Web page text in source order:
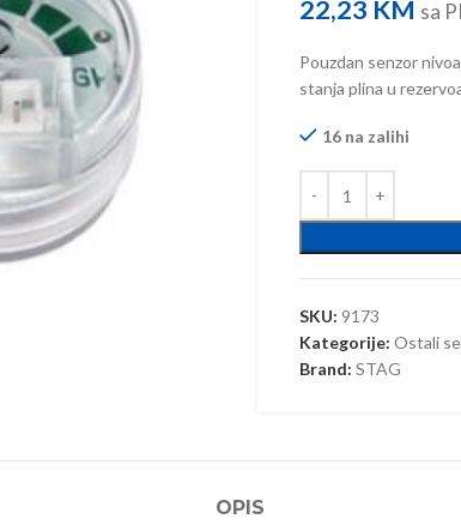
22,23 KM sa
Pouzdan senzor
stanja plina u
16 na zalihi
SKU: 9173
Kategorije: Ostali
Brand: STAG
OPIS